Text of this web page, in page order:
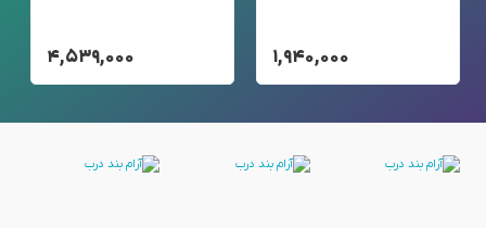
۱,۹۴۰,۰۰۰ ۴,۵۳۹,۰۰۰